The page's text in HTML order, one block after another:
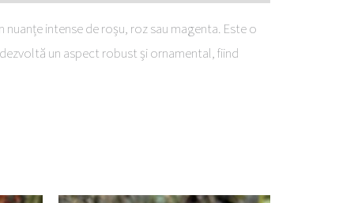
intense de roșu, roz sau magenta. Este o
un aspect robust și ornamental, fiind